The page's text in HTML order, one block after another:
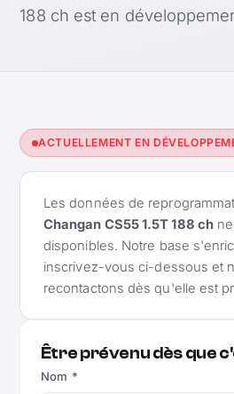
188 ch est en
ACTUELLEMENT EN
Les données de
Changan CS55 1.5T 188 chne
disponibles. Notre base
inscrivez-vous ci-dessous et
recontactons dès qu'elle est
Être prévenu dès que
Nom *